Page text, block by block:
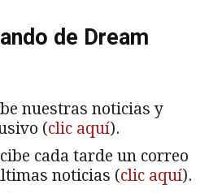
de Dream
nuestras noticias y
(clic aquí).
cada tarde un correo
noticias (clic aquí).